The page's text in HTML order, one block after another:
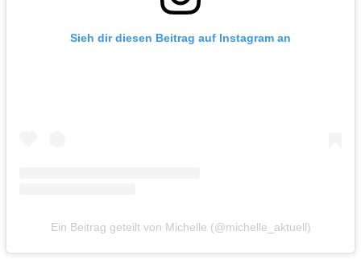
Sieh dir diesen Beitrag auf Instagram an
Ein Beitrag geteilt von Michelle (@michelle_aktuell)